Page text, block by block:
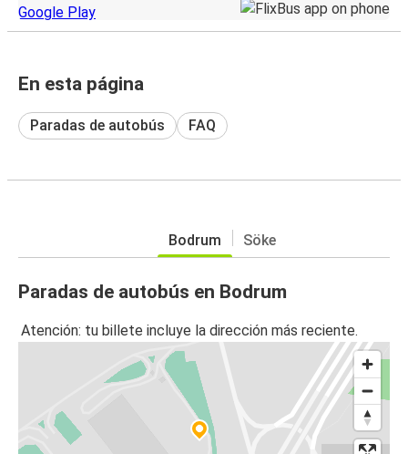
En esta página
Paradas de autobús FAQ
Bodrum Söke
Paradas de autobús en Bodrum
Atención: tu billete incluye la dirección más reciente.